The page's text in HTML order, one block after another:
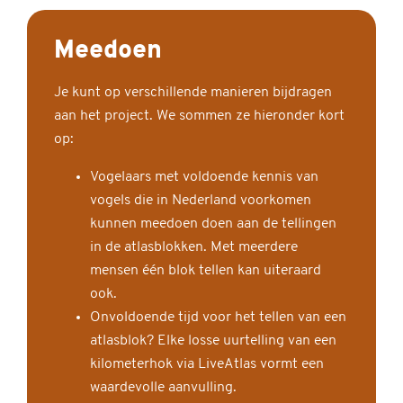
Meedoen
Je kunt op verschillende manieren bijdragen
aan het project. We sommen ze hieronder kort
op:
Vogelaars met voldoende kennis van
vogels die in Nederland voorkomen
kunnen meedoen doen aan de tellingen
in de atlasblokken. Met meerdere
mensen één blok tellen kan uiteraard
ook.
Onvoldoende tijd voor het tellen van een
atlasblok? Elke losse uurtelling van een
kilometerhok via LiveAtlas vormt een
waardevolle aanvulling.